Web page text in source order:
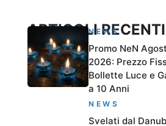
ARTICOLI RECENTI
NEWS
Promo NeN
2026: Prezzo
Bollette Luce e
a 10 Anni
NEWS
Svelati dal